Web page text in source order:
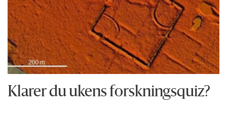
Klarer du ukens forskningsquiz?